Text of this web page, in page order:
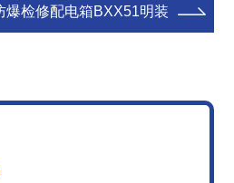
爆检修配电箱BXX51明装